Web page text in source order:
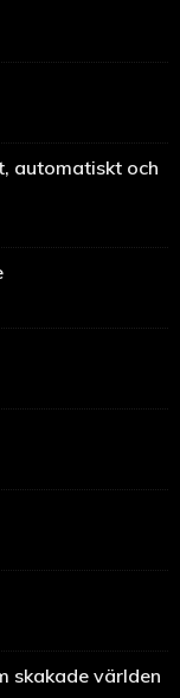
automatiskt och
skakade världen